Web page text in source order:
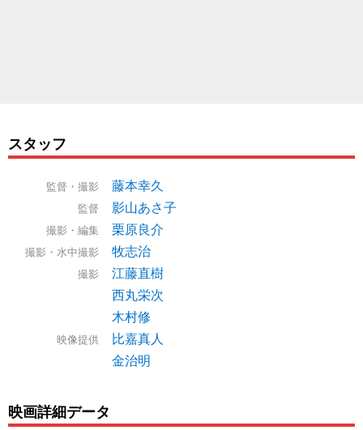
スタッフ
監督・撮影 藤本幸久
監督 影山あさ子
撮影・編集 栗原良介
撮影・水中撮影 牧志治
撮影
江藤直樹
西丸栄次
木村修
映像提供
比嘉真人
金治明
映画詳細データ